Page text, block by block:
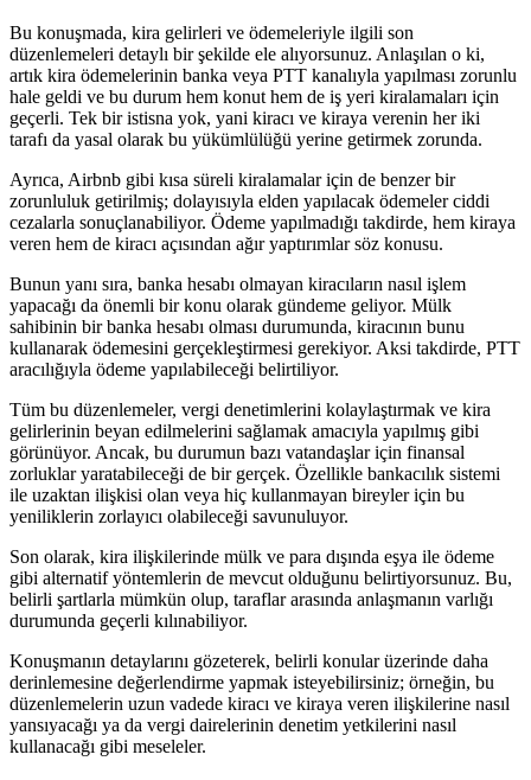
Bu konuşmada, kira gelirleri ve ödemeleriyle ⁣ilgili son
düzenlemeleri detaylı bir ​şekilde ele ⁤alıyorsunuz. Anlaşılan o ki,
artık kira ödemelerinin ​banka veya PTT kanalıyla yapılması zorunlu
hale geldi ve bu durum hem konut hem‍ de iş yeri⁣ kiralamaları için
geçerli. Tek bir istisna yok, yani kiracı ve kiraya verenin her iki
tarafı da yasal​ olarak bu​ yükümlülüğü yerine getirmek zorunda.
Ayrıca, Airbnb gibi kısa süreli kiralamalar için de benzer bir
zorunluluk getirilmiş; dolayısıyla elden yapılacak ödemeler ciddi
cezalarla sonuçlanabiliyor. Ödeme ⁣yapılmadığı takdirde, hem kiraya‌
veren hem de kiracı ‌açısından ağır yaptırımlar⁢ söz konusu.
Bunun yanı sıra, banka‌ hesabı olmayan kiracıların nasıl işlem⁣
yapacağı da önemli bir konu olarak gündeme geliyor. Mülk
sahibinin bir banka hesabı olması durumunda, kiracının bunu
kullanarak ödemesini gerçekleştirmesi gerekiyor. Aksi takdirde, ​PTT
aracılığıyla ödeme yapılabileceği belirtiliyor. ⁤
Tüm bu düzenlemeler, vergi‌ denetimlerini ‌kolaylaştırmak ve kira
gelirlerinin beyan edilmelerini sağlamak amacıyla yapılmış ⁤gibi
görünüyor. Ancak, bu durumun ‌bazı vatandaşlar için finansal
zorluklar yaratabileceği de ⁢bir gerçek. Özellikle bankacılık sistemi
ile uzaktan ilişkisi olan veya hiç kullanmayan bireyler‍ için bu
yeniliklerin zorlayıcı olabileceği savunuluyor.
Son olarak, kira ilişkilerinde⁤ mülk ​ve para dışında eşya ile ödeme
gibi alternatif yöntemlerin de mevcut olduğunu belirtiyorsunuz. Bu,
belirli⁣ şartlarla mümkün olup, taraflar arasında anlaşmanın varlığı
durumunda geçerli kılınabiliyor.
Konuşmanın detaylarını gözeterek, belirli konular üzerinde daha
derinlemesine değerlendirme yapmak ⁣isteyebilirsiniz; örneğin, bu
düzenlemelerin uzun⁢ vadede kiracı ve kiraya veren ilişkilerine nasıl
yansıyacağı ya da vergi dairelerinin denetim⁢ yetkilerini nasıl⁢
kullanacağı​ gibi meseleler.